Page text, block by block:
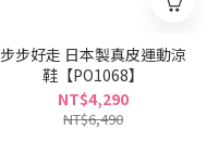
步步好走 日本製真皮運動涼
鞋【PO1068】
NT$4,290
NT$6,490